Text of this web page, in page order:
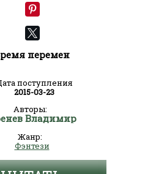
перемен
поступления
2015-03-23
Авторы:
Владимир
Жанр:
Фэнтези